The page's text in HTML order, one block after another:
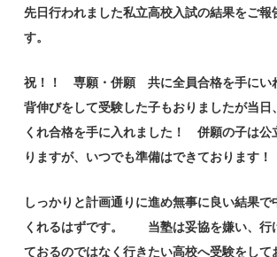
先日行われました私立高校入試の結果をご報
す。
祝！！ 専願・併願 共に全員合格を手にい
背伸びをして受験した子もおりましたが当日
くれ合格を手に入れました！ 併願の子は公
りますが、いつでも準備はできております！
しっかりと計画通りに進め無事に良い結果で
くれるはずです。 当塾は妥協を嫌い、行
ておるのではなく行きたい高校へ受験をし